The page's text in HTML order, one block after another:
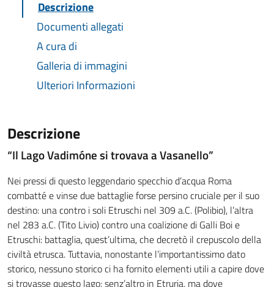
Descrizione
Documenti allegati
A cura di
Galleria di immagini
Ulteriori Informazioni
Descrizione
“Il Lago Vadimóne si trovava a Vasanello”
Nei pressi di questo leggendario specchio d’acqua Roma
combatté e vinse due battaglie forse persino cruciale per il suo
destino: una contro i soli Etruschi nel 309 a.C. (Polibio), l’altra
nel 283 a.C. (Tito Livio) contro una coalizione di Galli Boi e
Etruschi: battaglia, quest’ultima, che decretò il crepuscolo della
civiltà etrusca. Tuttavia, nonostante l’importantissimo dato
storico, nessuno storico ci ha fornito elementi utili a capire dove
si trovasse questo lago: senz’altro in Etruria, ma dove